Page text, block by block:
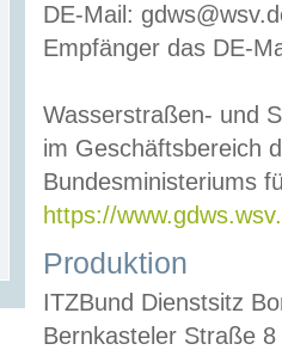
DE-Mail:
Empfänger das DE-
Wasserstraßen- und
im Geschäftsbereich
Bundesministeriums
https://
Produktion
ITZBund Dienstsitz
Bernkasteler Straße 8